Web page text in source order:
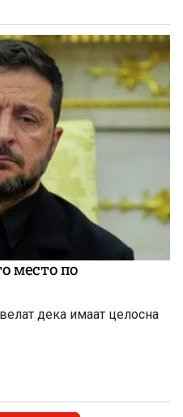
по
дека имаат целосна